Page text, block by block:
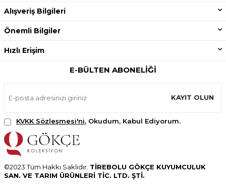
Alışveriş Bilgileri
Önemli Bilgiler
Hızlı Erişim
E-BÜLTEN ABONELIĞI
KAYIT OLUN
KVKK Sözleşmesi'ni, Okudum, Kabul Ediyorum.
©2023 Tüm Hakkı Saklıdır. TİREBOLU GÖKÇE KUYUMCULUK
SAN. VE TARIM ÜRÜNLERİ TİC. LTD. ŞTİ.